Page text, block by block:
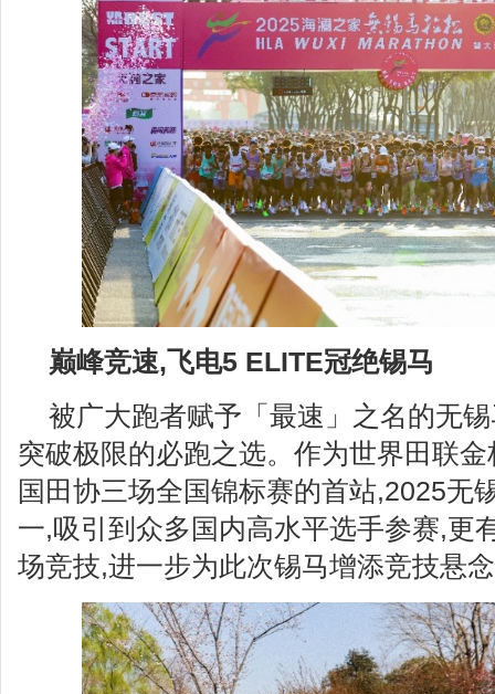
巅峰竞速,飞电5 ELITE冠绝锡马
被广大跑者赋予「最速」之名的无
突破极限的必跑之选。作为世界田联
国田协三场全国锦标赛的首站,2025无
一,吸引到众多国内高水平选手参赛,更
场竞技,进一步为此次锡马增添竞技悬